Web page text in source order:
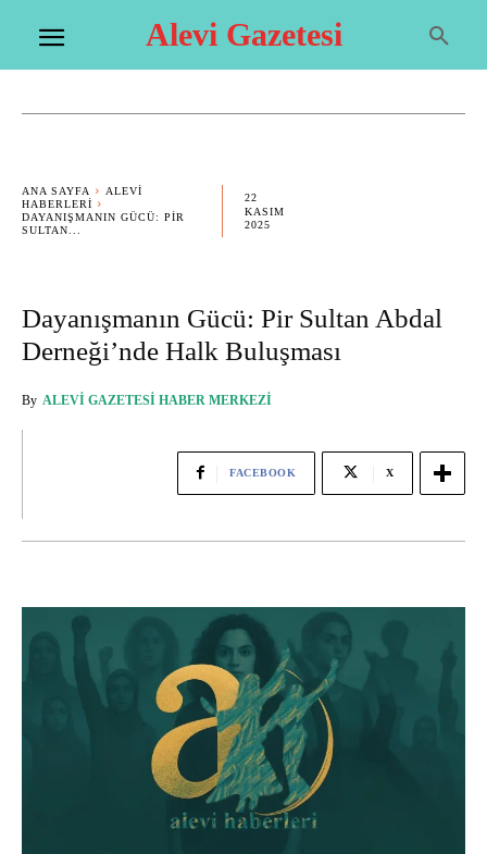
Alevi Gazetesi
ANA SAYFA
ALEVI
HABERLERI
DAYANIŞMANIN GÜCÜ: PIR
SULTAN...
22
KASIM
2025
Dayanışmanın Gücü: Pir Sultan Abdal
Derneği’nde Halk Buluşması
By ALEVI GAZETESI HABER MERKEZI
FACEBOOK X